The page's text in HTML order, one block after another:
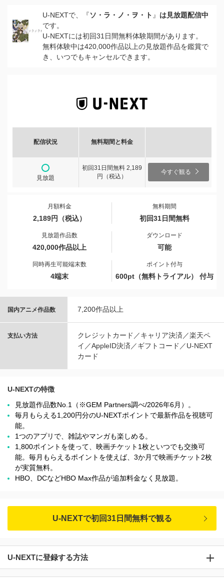
U-NEXTで、『ソ・ラ・ノ・ヲ・ト 』 は見放題配信中
です。
U-NEXTには初回31日間無料体験期間があります。
無料体験中は420,000作品以上の見放題作品を鑑賞で
き、いつでもキャンセルできます。
配信状況 無料期間と料金
見放題
初回31日間無料 2,189
円（税込）
今すぐ観る
月額料金
2,189円（税込）
無料期間
初回31日間無料
見放題作品数
420,000作品以上
ダウンロード
可能
同時再生可能端末数
4端末
ポイント付与
600pt（無料トライアル） 付与
国内アニメ作品数 7,200作品以上
支払い方法
クレジットカード／キャリア決済／楽天ペ
イ／AppleID決済／ギフトコード／U-NEXT
カード
U-NEXTの特徴
見放題作品数No.1（※GEM Partners調べ/2026年6⽉）。
毎月もらえる1,200円分のU-NEXTポイントで最新作品を視聴可
能。
1つのアプリで、雑誌やマンガも楽しめる。
1,800ポイントを使って、映画チケット1枚といつでも交換可
能。毎月もらえるポイントを使えば、3か月で映画チケット2枚
が実質無料。
HBO、DCなどHBO Max作品が追加料金なく見放題。
U-NEXTで初回31日間無料で観る
U-NEXTに登録する方法